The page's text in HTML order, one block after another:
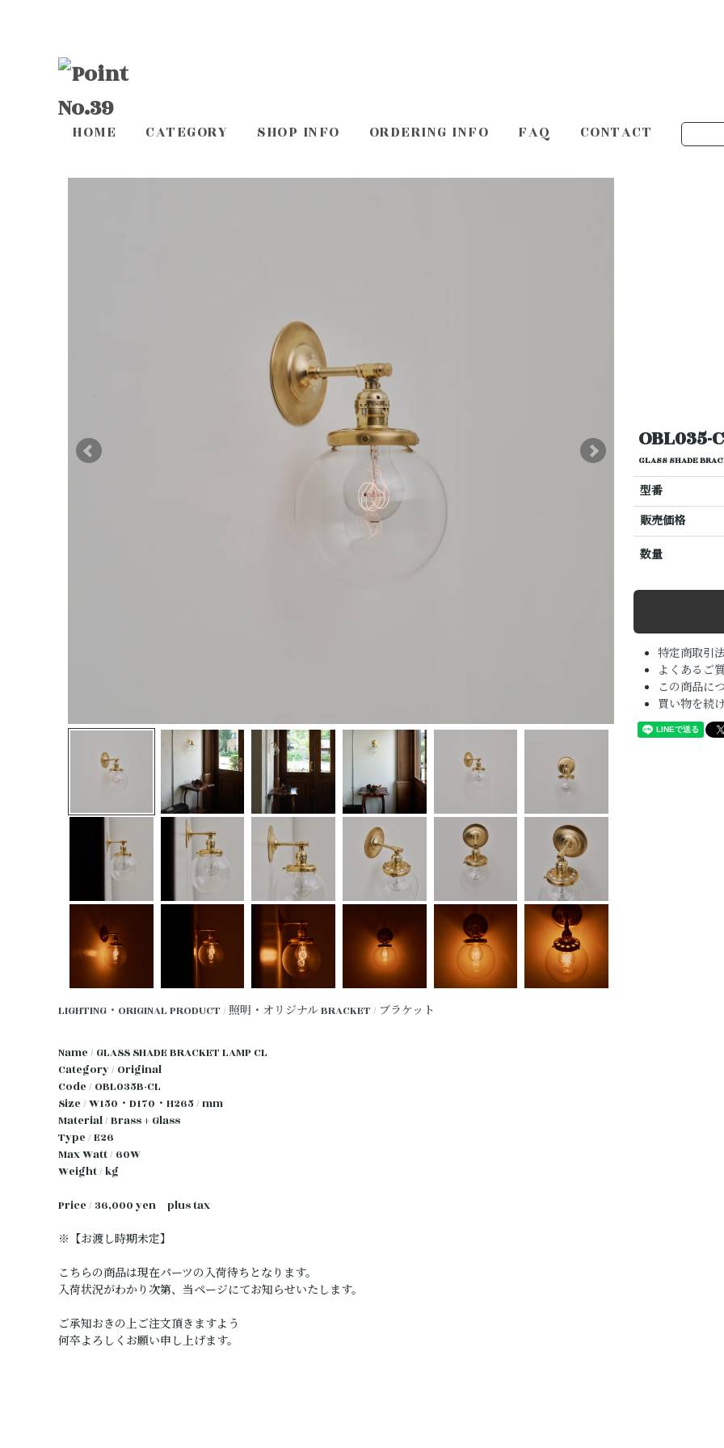
HOME CATEGORY SHOP INFO ORDERING INFO FAQ CONTACT
OBL035-
GLASS SHADE
型番
販売価格
数量
特定商取引
よくあるご
この商品に
買い物を続
LIGHTING・ORIGINAL PRODUCT / 照明・オリジナルBRACKET / ブラケット
Name / GLASS SHADE BRACKET LAMP CL
Category / Original
Code / OBL035B-CL
Size / W150・D170・H265 / mm
Material / Brass + Glass
Type / E26
Max Watt / 60W
Weight / kg
Price / 36,000 yen plus tax
※【お渡し時期未定】
こちらの商品は現在パーツの入荷待ちとなります。
入荷状況がわかり次第、当ページにてお知らせいたします。
ご承知おきの上ご注文頂きますよう
何卒よろしくお願い申し上げます。